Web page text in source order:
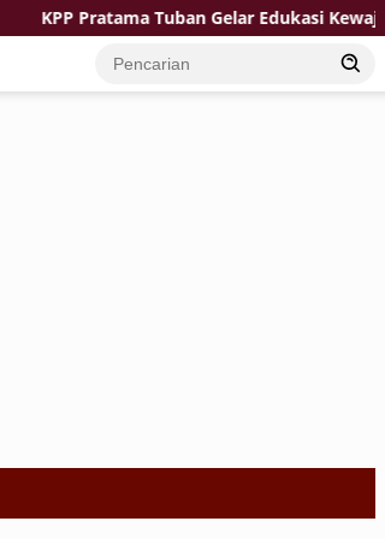
KPP Pratama Tuban Gelar Edukasi